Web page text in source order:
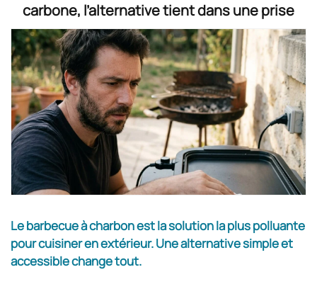
carbone, l’alternative tient dans une prise
Le barbecue à charbon est la solution la plus polluante
pour cuisiner en extérieur. Une alternative simple et
accessible change tout.